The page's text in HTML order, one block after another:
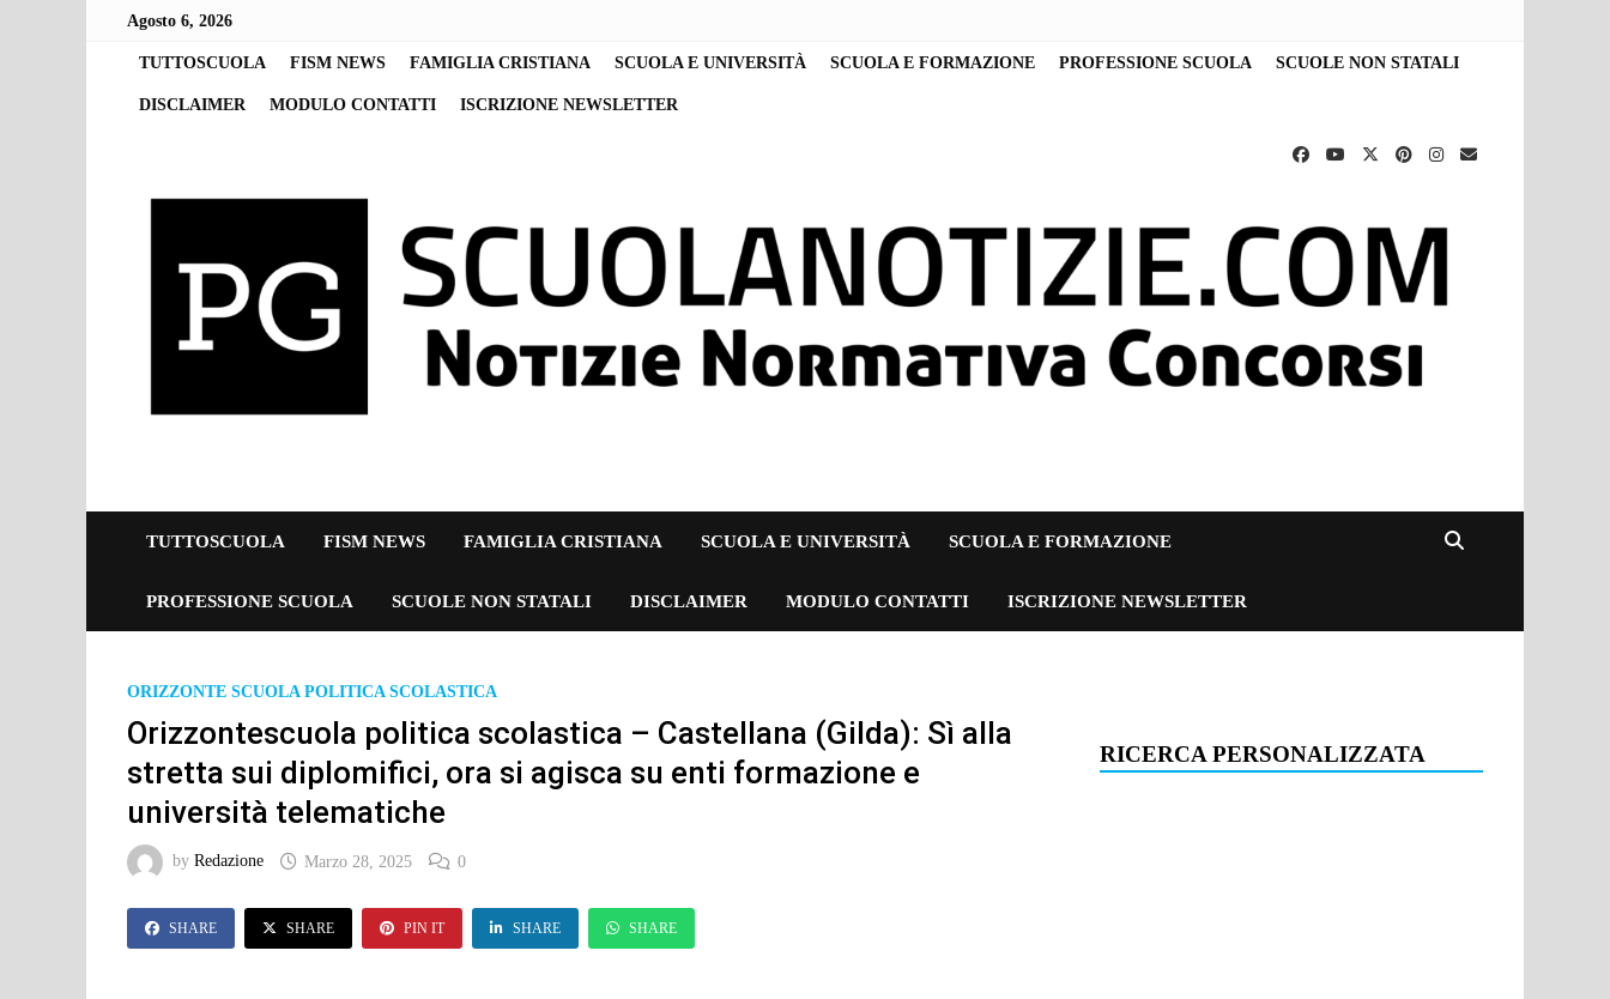
Agosto 6, 2026
TUTTOSCUOLA FISM NEWS FAMIGLIA CRISTIANA SCUOLA E UNIVERSITÀ SCUOLA E FORMAZIONE PROFESSIONE SCUOLA SCUOLE NON STATALI
DISCLAIMER MODULO CONTATTI ISCRIZIONE NEWSLETTER
TUTTOSCUOLA FISM NEWS FAMIGLIA CRISTIANA SCUOLA E UNIVERSITÀ SCUOLA E FORMAZIONE
PROFESSIONE SCUOLA SCUOLE NON STATALI DISCLAIMER MODULO CONTATTI ISCRIZIONE NEWSLETTER
ORIZZONTE SCUOLA POLITICA SCOLASTICA
Orizzontescuola politica scolastica – Castellana (Gilda): Sì alla
stretta sui diplomifici, ora si agisca su enti formazione e
università telematiche
byRedazione Marzo 28, 2025 0
SHARE SHARE PIN IT SHARE SHARE
RICERCA PERSONALIZZATA